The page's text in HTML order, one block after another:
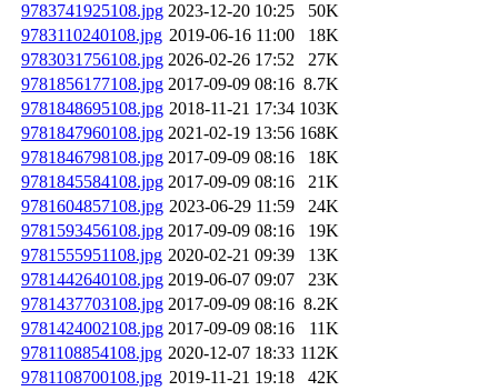
9783741925108.jpg 2023-12-20 10:25
50K
9783110240108.jpg 2019-06-16 11:00
18K
9783031756108.jpg 2026-02-26 17:52
27K
9781856177108.jpg 2017-09-09 08:16 8.7K
9781848695108.jpg 2018-11-21 17:34 103K
9781847960108.jpg 2021-02-19 13:56 168K
9781846798108.jpg 2017-09-09 08:16
18K
9781845584108.jpg 2017-09-09 08:16
21K
9781604857108.jpg 2023-06-29 11:59
24K
9781593456108.jpg 2017-09-09 08:16
19K
9781555951108.jpg 2020-02-21 09:39
13K
9781442640108.jpg 2019-06-07 09:07
23K
9781437703108.jpg 2017-09-09 08:16 8.2K
9781424002108.jpg 2017-09-09 08:16
11K
9781108854108.jpg 2020-12-07 18:33 112K
9781108700108.jpg 2019-11-21 19:18
42K